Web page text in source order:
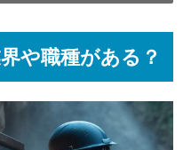
や職種がある？